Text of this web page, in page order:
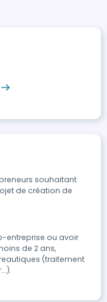
souhaitant
de création de
entreprise ou avoir
de 2 ans,
(traitement